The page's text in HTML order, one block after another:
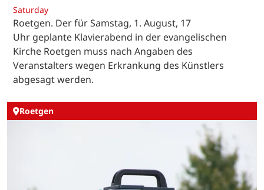
Saturday
Roetgen. Der für Samstag, 1. August, 17
Uhr geplante Klavierabend in der evangelischen
Kirche Roetgen muss nach Angaben des
Veranstalters wegen Erkrankung des Künstlers
abgesagt werden.
Roetgen